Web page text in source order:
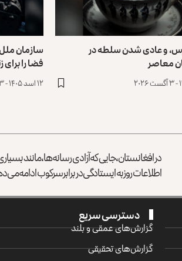
و عادی ‌شدن سلطه در
معاصر
سازمان
فضا را
۱۲ اسد ۱۴۰۵ - ۳ آگست ۲۰۲۶
در افغانستان، جایی که آزادی رسانه‌ها، مانند
اطلاعات روز به ایستادگی در برابر سرکوب ادامه
دسترسی سریع
گزارش‌‌های عمقی و بلند
گزارش‌های تحقیقی